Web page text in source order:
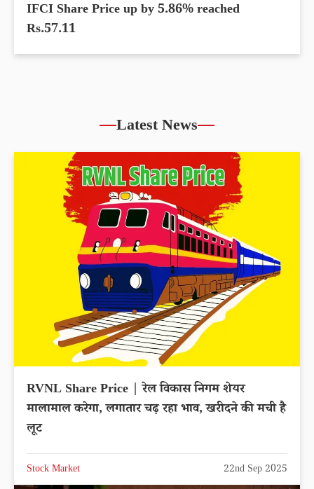
IFCI Share Price up by 5.86% reached
Rs.57.11
Latest News
RVNL Share Price | रेल विकास निगम शेयर
मालामाल करेगा, लगातार चढ़ रहा भाव, खरीदने की मची है
लूट
Stock Market 22nd Sep 2025